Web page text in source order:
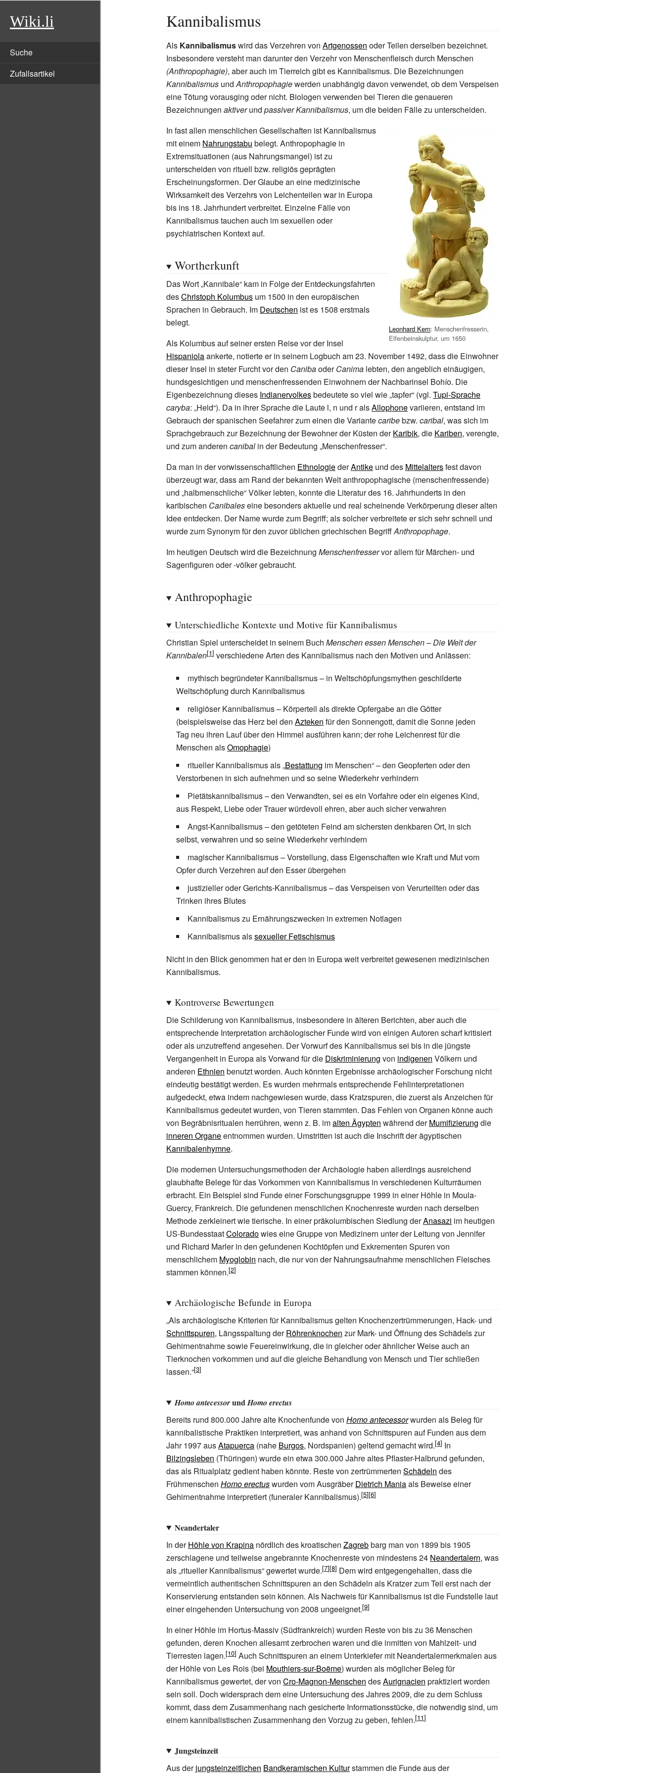
Wiki.li
Suche
Zufallsartikel
Kannibalismus
Als Kannibalismuswird das Verzehren von Artgenossen oder Teilen derselben bezeichnet.
Insbesondere versteht man darunter den Verzehr von Menschenfleisch durch Menschen
(Anthropophagie), aber auch im Tierreich gibt es Kannibalismus. Die Bezeichnungen
Kannibalismus undAnthropophagiewerden unabhängig davon verwendet, ob dem Verspeisen
eine Tötung vorausging oder nicht. Biologen verwenden bei Tieren die genaueren
Bezeichnungen aktiverund passiver Kannibalismus, um die beiden Fälle zu unterscheiden.
Leonhard Kern: Menschenfresserin,
Elfenbeinskulptur, um 1650
In fast allen menschlichen Gesellschaften ist Kannibalismus
mit einem Nahrungstabu belegt. Anthropophagie in
Extremsituationen (aus Nahrungsmangel) ist zu
unterscheiden von rituell bzw. religiös geprägten
Erscheinungsformen. Der Glaube an eine medizinische
Wirksamkeit des Verzehrs von Leichenteilen war in Europa
bis ins 18. Jahrhundert verbreitet. Einzelne Fälle von
Kannibalismus tauchen auch im sexuellen oder
psychiatrischen Kontext auf.
Wortherkunft
Das Wort „Kannibale“ kam in Folge der Entdeckungsfahrten
desChristoph Kolumbus um 1500 in den europäischen
Sprachen in Gebrauch. Im Deutschen ist es 1508 erstmals
belegt.
Als Kolumbus auf seiner ersten Reise vor der Insel
Hispaniolaankerte, notierte er in seinem Logbuch am 23. November 1492, dass die Einwohner
dieser Insel in steter Furcht vor den CanibaoderCanima lebten, den angeblich einäugigen,
hundsgesichtigen und menschenfressenden Einwohnern der Nachbarinsel Bohío. Die
Eigenbezeichnung dieses Indianervolkesbedeutete so viel wie „tapfer“ (vgl. Tupi-Sprache
caryba: „Held“). Da in ihrer Sprache die Laute l, n und r alsAllophonevariieren, entstand im
Gebrauch der spanischen Seefahrer zum einen die Variantecaribebzw. caribal, was sich im
Sprachgebrauch zur Bezeichnung der Bewohner der Küsten derKaribik, die Kariben, verengte,
und zum anderen canibal in der Bedeutung „Menschenfresser“.
Da man in der vorwissenschaftlichen EthnologiederAntike und des Mittelaltersfest davon
überzeugt war, dass am Rand der bekannten Welt anthropophagische (menschenfressende)
und „halbmenschliche“ Völker lebten, konnte die Literatur des 16. Jahrhunderts in den
karibischen Canibaleseine besonders aktuelle und real scheinende Verkörperung dieser alten
Idee entdecken. Der Name wurde zum Begriff; als solcher verbreitete er sich sehr schnell und
wurde zum Synonym für den zuvor üblichen griechischen BegriffAnthropophage.
Im heutigen Deutsch wird die Bezeichnung Menschenfresservor allem für Märchen- und
Sagenfiguren oder -völker gebraucht.
Anthropophagie
Unterschiedliche Kontexte und Motive für Kannibalismus
Christian Spiel unterscheidet in seinem Buch Menschen essen Menschen – Die Welt der
Kannibalen
verschiedene Arten des Kannibalismus nach den Motiven und Anlässen:
mythisch begründeter Kannibalismus – in Weltschöpfungsmythen geschilderte
Weltschöpfung durch Kannibalismus
religiöser Kannibalismus – Körperteil als direkte Opfergabe an die Götter
(beispielsweise das Herz bei den Azteken für den Sonnengott, damit die Sonne jeden
Tag neu ihren Lauf über den Himmel ausführen kann; der rohe Leichenrest für die
Menschen alsOmophagie)
ritueller Kannibalismus als „Bestattung im Menschen“ – den Geopferten oder den
Verstorbenen in sich aufnehmen und so seine Wiederkehr verhindern
Pietätskannibalismus – den Verwandten, sei es ein Vorfahre oder ein eigenes Kind,
aus Respekt, Liebe oder Trauer würdevoll ehren, aber auch sicher verwahren
Angst-Kannibalismus – den getöteten Feind am sichersten denkbaren Ort, in sich
selbst, verwahren und so seine Wiederkehr verhindern
magischer Kannibalismus – Vorstellung, dass Eigenschaften wie Kraft und Mut vom
Opfer durch Verzehren auf den Esser übergehen
justizieller oder Gerichts-Kannibalismus – das Verspeisen von Verurteilten oder das
Trinken ihres Blutes
Kannibalismus zu Ernährungszwecken in extremen Notlagen
Kannibalismus alssexueller Fetischismus
Nicht in den Blick genommen hat er den in Europa weit verbreitet gewesenen medizinischen
Kannibalismus.
Kontroverse Bewertungen
Die Schilderung von Kannibalismus, insbesondere in älteren Berichten, aber auch die
entsprechende Interpretation archäologischer Funde wird von einigen Autoren scharf kritisiert
oder als unzutreffend angesehen. Der Vorwurf des Kannibalismus sei bis in die jüngste
Vergangenheit in Europa als Vorwand für die Diskriminierung von indigenen Völkern und
anderen Ethnien benutzt worden. Auch könnten Ergebnisse archäologischer Forschung nicht
eindeutig bestätigt werden. Es wurden mehrmals entsprechende Fehlinterpretationen
aufgedeckt, etwa indem nachgewiesen wurde, dass Kratzspuren, die zuerst als Anzeichen für
Kannibalismus gedeutet wurden, von Tieren stammten. Das Fehlen von Organen könne auch
von Begräbnisritualen herrühren, wenn z. B. imalten Ägypten während derMumifizierung die
inneren Organeentnommen wurden. Umstritten ist auch die Inschrift der ägyptischen
Kannibalenhymne.
Die modernen Untersuchungsmethoden der Archäologie haben allerdings ausreichend
glaubhafte Belege für das Vorkommen von Kannibalismus in verschiedenen Kulturräumen
erbracht. Ein Beispiel sind Funde einer Forschungsgruppe 1999 in einer Höhle in Moula-
Guercy, Frankreich. Die gefundenen menschlichen Knochenreste wurden nach derselben
Methode zerkleinert wie tierische. In einer präkolumbischen Siedlung derAnasazi im heutigen
US-BundesstaatColoradowies eine Gruppe von Medizinern unter der Leitung von Jennifer
und Richard Marler in den gefundenen Kochtöpfen und Exkrementen Spuren von
menschlichem Myoglobin nach, die nur von der Nahrungsaufnahme menschlichen Fleisches
stammen können.
Archäologische Befunde in Europa
„Als archäologische Kriterien für Kannibalismus gelten Knochenzertrümmerungen, Hack- und
Schnittspuren, Längsspaltung derRöhrenknochen zur Mark- und Öffnung des Schädels zur
Gehirnentnahme sowie Feuereinwirkung, die in gleicher oder ähnlicher Weise auch an
Tierknochen vorkommen und auf die gleiche Behandlung von Mensch und Tier schließen
lassen.“
Homo antecessorundHomo erectus
Bereits rund 800.000 Jahre alte Knochenfunde von Homo antecessorwurden als Beleg für
kannibalistische Praktiken interpretiert, was anhand von Schnittspuren auf Funden aus dem
Jahr 1997 ausAtapuerca (nahe Burgos, Nordspanien) geltend gemacht wird.
In
Bilzingsleben (Thüringen) wurde ein etwa 300.000 Jahre altes Pflaster-Halbrund gefunden,
das als Ritualplatz gedient haben könnte. Reste von zertrümmerten Schädeln des
Frühmenschen Homo erectuswurden vom AusgräberDietrich Maniaals Beweise einer
Gehirnentnahme interpretiert (funeraler Kannibalismus).
Neandertaler
In derHöhle von Krapina nördlich des kroatischen Zagrebbarg man von 1899 bis 1905
zerschlagene und teilweise angebrannte Knochenreste von mindestens 24 Neandertalern, was
als „ritueller Kannibalismus“ gewertet wurde.
Dem wird entgegengehalten, dass die
vermeintlich authentischen Schnittspuren an den Schädeln als Kratzer zum Teil erst nach der
Konservierung entstanden sein können. Als Nachweis für Kannibalismus ist die Fundstelle laut
einer eingehenden Untersuchung von 2008 ungeeignet.
In einer Höhle im Hortus-Massiv (Südfrankreich) wurden Reste von bis zu 36 Menschen
gefunden, deren Knochen allesamt zerbrochen waren und die inmitten von Mahlzeit- und
Tierresten lagen.
Auch Schnittspuren an einem Unterkiefer mit Neandertalermerkmalen aus
der Höhle von Les Rois (bei Mouthiers-sur-Boëme) wurden als möglicher Beleg für
Kannibalismus gewertet, der von Cro-Magnon-Menschen desAurignacien praktiziert worden
sein soll. Doch widersprach dem eine Untersuchung des Jahres 2009, die zu dem Schluss
kommt, dass dem Zusammenhang nach gesicherte Informationsstücke, die notwendig sind, um
einem kannibalistischen Zusammenhang den Vorzug zu geben, fehlen.
Jungsteinzeit
Aus derjungsteinzeitlichen Bandkeramischen Kulturstammen die Funde aus der